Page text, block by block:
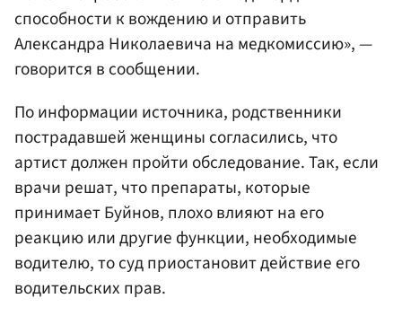
способности к вождению и отправить
Александра Николаевича на медкомиссию», —
говорится в сообщении.
По информации источника, родственники
пострадавшей женщины согласились, что
артист должен пройти обследование. Так, если
врачи решат, что препараты, которые
принимает Буйнов, плохо влияют на его
реакцию или другие функции, необходимые
водителю, то суд приостановит действие его
водительских прав.